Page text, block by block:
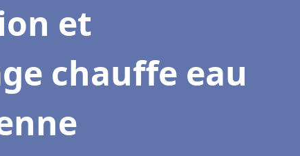
et
chauffe eau